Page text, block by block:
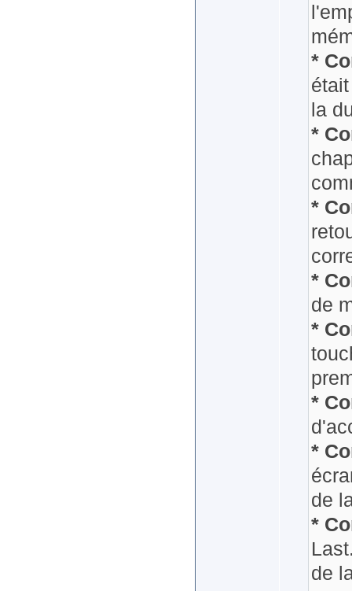
*
la
*
*
*
de
*
*
*
de
*
de